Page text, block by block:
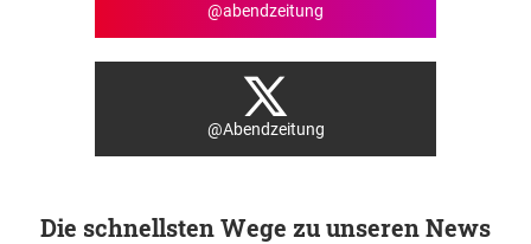
@abendzeitung
@Abendzeitung
Die schnellsten Wege zu unseren News